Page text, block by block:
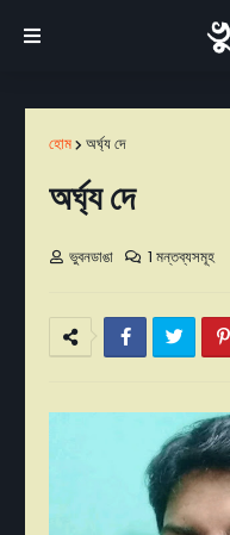
হোম অর্ঘ্য দে
অর্ঘ্য দে
ভুবনডাঙা 1 মন্তব্যসমূহ